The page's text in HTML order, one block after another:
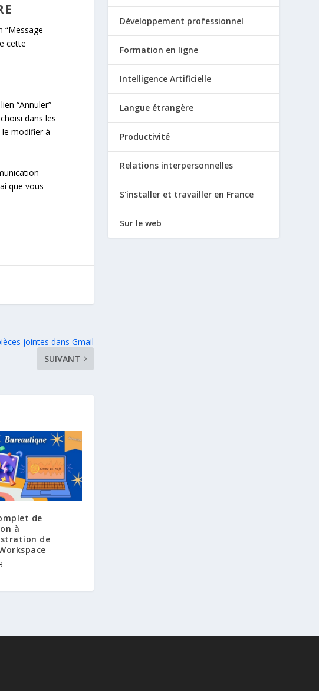
“Message
cette
“Annuler”
dans les
le modifier à
que vous
jointes dans Gmail
SUIVANT
de
à
de
Développement professionnel
Formation en ligne
Intelligence Artificielle
Langue étrangère
Productivité
Relations interpersonnelles
S'installer et travailler en France
Sur le web